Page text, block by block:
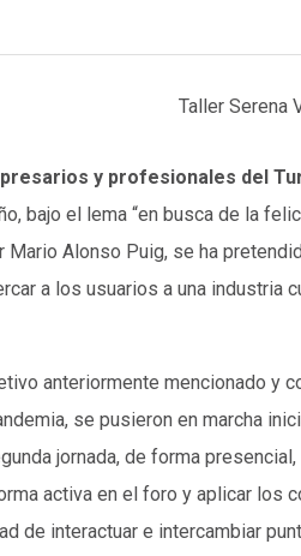
y profesionales del
bajo el lema “en busca de la
Alonso Puig, se ha
a los usuarios a una industria
anteriormente mencionado y
se pusieron en marcha
jornada, de forma
activa en el foro y aplicar los
de interactuar e intercambiar